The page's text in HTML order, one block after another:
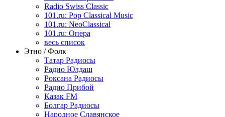
Radio Swiss Classic
101.ru: Pop Classical Music
101.ru: NeoClassical
101.ru: Опера
весь список
Этно / Фолк
Татар Радиосы
Радио Юлдаш
Роксана Радиосы
Радио Прибой
Казак FM
Болгар Радиосы
Народное Славянское